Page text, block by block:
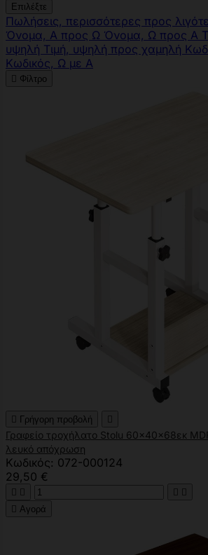
Επιλέξτε
Πωλήσεις, περισσότερες προς
Όνομα, Α προς Ω Όνομα, Ω προς Α
υψηλή Τιμή, υψηλή προς χαμηλή
Κωδικός, Ω με Α
 Φίλτρο
 Γρήγορη προβολή 
Γραφείο τροχήλατο Stolu 60x40x68εκ
λευκό απόχρωση
Κωδικός: 072-000124
29,50 €
   
 Αγορά